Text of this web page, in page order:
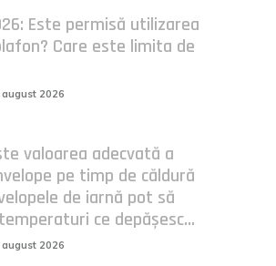
Este permisă utilizarea
Care este limita de
august 2026
valoarea adecvată a
pe timp de căldură
de iarnă pot să
ce depășesc...
august 2026